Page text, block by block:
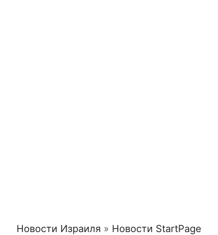
Новости Израиля » Новости StartPage